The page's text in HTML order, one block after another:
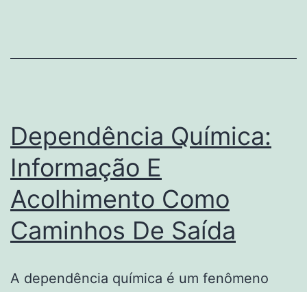
Dependência Química:
Informação E
Acolhimento Como
Caminhos De Saída
A dependência química é um fenômeno